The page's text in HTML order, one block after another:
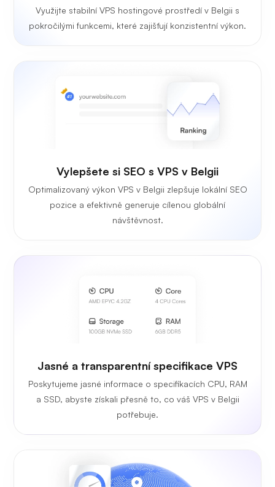
Využijte stabilní VPS hostingové prostředí v Belgii s
pokročilými funkcemi, které zajišťují konzistentní výkon.
Vylepšete si SEO s VPS v Belgii
Optimalizovaný výkon VPS v Belgii zlepšuje lokální SEO
pozice a efektivně generuje cílenou globální
návštěvnost.
Jasné a transparentní specifikace VPS
Poskytujeme jasné informace o specifikacích CPU, RAM
a SSD, abyste získali přesně to, co váš VPS v Belgii
potřebuje.